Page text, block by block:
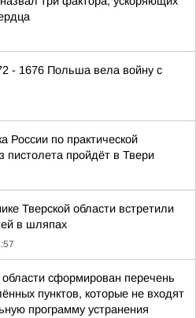
- 1676 Польша вела войну с
России по практической
пистолета пройдёт в Твери
Тверской области встретили
в шляпах
области сформирован перечень
пунктов, которые не входят
программу устранения